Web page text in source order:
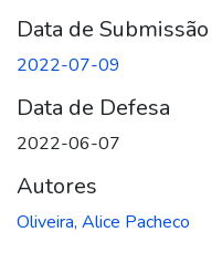
Data de Submissão
2022-07-09
Data de Defesa
2022-06-07
Autores
Oliveira, Alice Pacheco